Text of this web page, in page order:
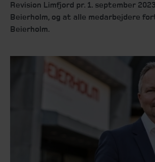
Revision Limfjord pr. 1. september
Beierholm, og at alle medarbejdere
Beierholm.